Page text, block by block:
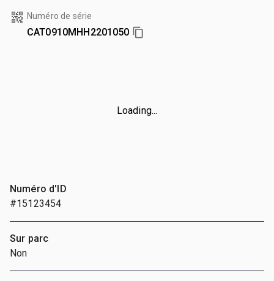
Numéro de série
CAT0910MHH2201050
Loading...
Numéro d'ID
#15123454
Sur parc
Non